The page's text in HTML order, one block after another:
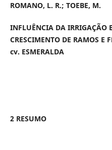
ROMANO, L. R.; TOEBE, M.
INFLUÊNCIA DA IRRIGAÇÃO
CRESCIMENTO DE RAMOS E
cv. ESMERALDA
2 RESUMO